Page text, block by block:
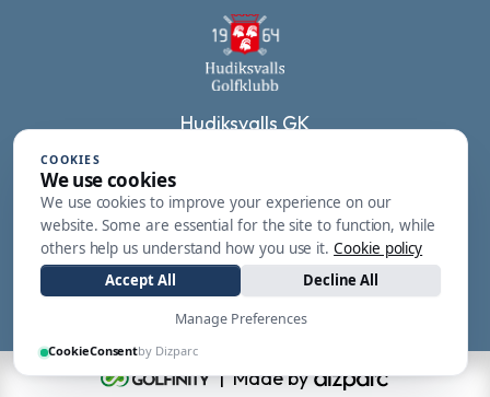
Hudiksvalls GK
Hudiksvall
0650-54 20 84
tidsbokning@hudiksvallsgk.se
| Made by
COOKIES
We use cookies
We use cookies to improve your experience on our
website. Some are essential for the site to function, while
others help us understand how you use it. Cookie policy
Accept All
Decline All
Manage Preferences
CookieConsentby Dizparc